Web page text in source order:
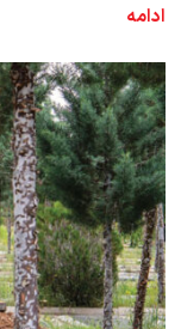
ادامه